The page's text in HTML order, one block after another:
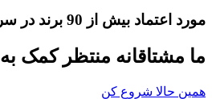
مورد اعتماد بیش از 90 برند در سراسر جهان. همین امروز شروع کنید!
ما مشتاقانه منتظر کمک
همین حالا شروع کن